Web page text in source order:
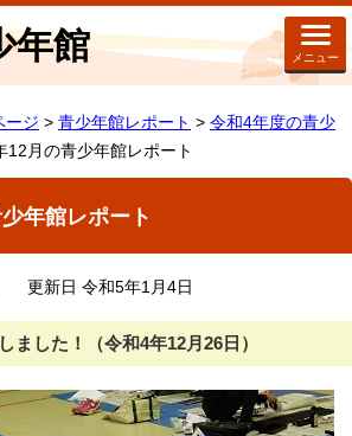
年館 メニュー
ージ > 青少年館レポート > 令和4年度の青少
12月の青少年館レポート
年館レポート
更新日 令和5年1月4日
ました！（令和4年12月26日）